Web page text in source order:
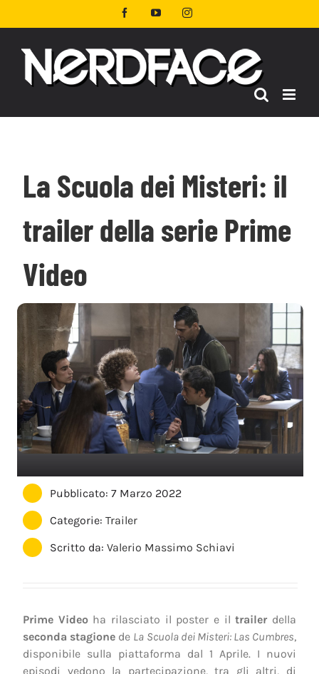
al
FacebookYouTubeInstagram
La Scuola dei Misteri: il
trailer della serie Prime
Video
Pubblicato: 7 Marzo 2022
Categorie:Trailer
Scritto da:Valerio Massimo Schiavi
Prime Videoha rilasciato il poster e iltrailer della
seconda stagione de La Scuola dei Misteri: Las Cumbres,
disponibile sulla piattaforma dal 1 Aprile. I nuovi
episodi vedono la partecipazione, tra gli altri, di